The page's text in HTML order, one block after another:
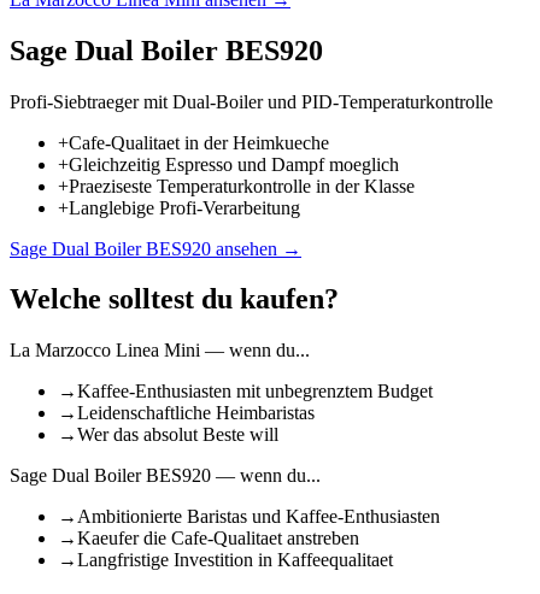
Sage Dual Boiler BES920
Profi-Siebtraeger mit Dual-Boiler und PID-Temperaturkontrolle
+Cafe-Qualitaet in der Heimkueche
+Gleichzeitig Espresso und Dampf moeglich
+Praeziseste Temperaturkontrolle in der Klasse
+Langlebige Profi-Verarbeitung
Sage Dual Boiler BES920 ansehen →
Welche solltest du kaufen?
La Marzocco Linea Mini — wenn du...
→Kaffee-Enthusiasten mit unbegrenztem Budget
→Leidenschaftliche Heimbaristas
→Wer das absolut Beste will
Sage Dual Boiler BES920 — wenn du...
→ Ambitionierte Baristas und Kaffee-Enthusiasten
→Kaeufer die Cafe-Qualitaet anstreben
→Langfristige Investition in Kaffeequalitaet